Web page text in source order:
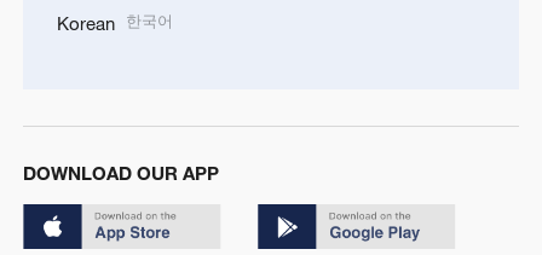
Korean 한국어
DOWNLOAD OUR APP